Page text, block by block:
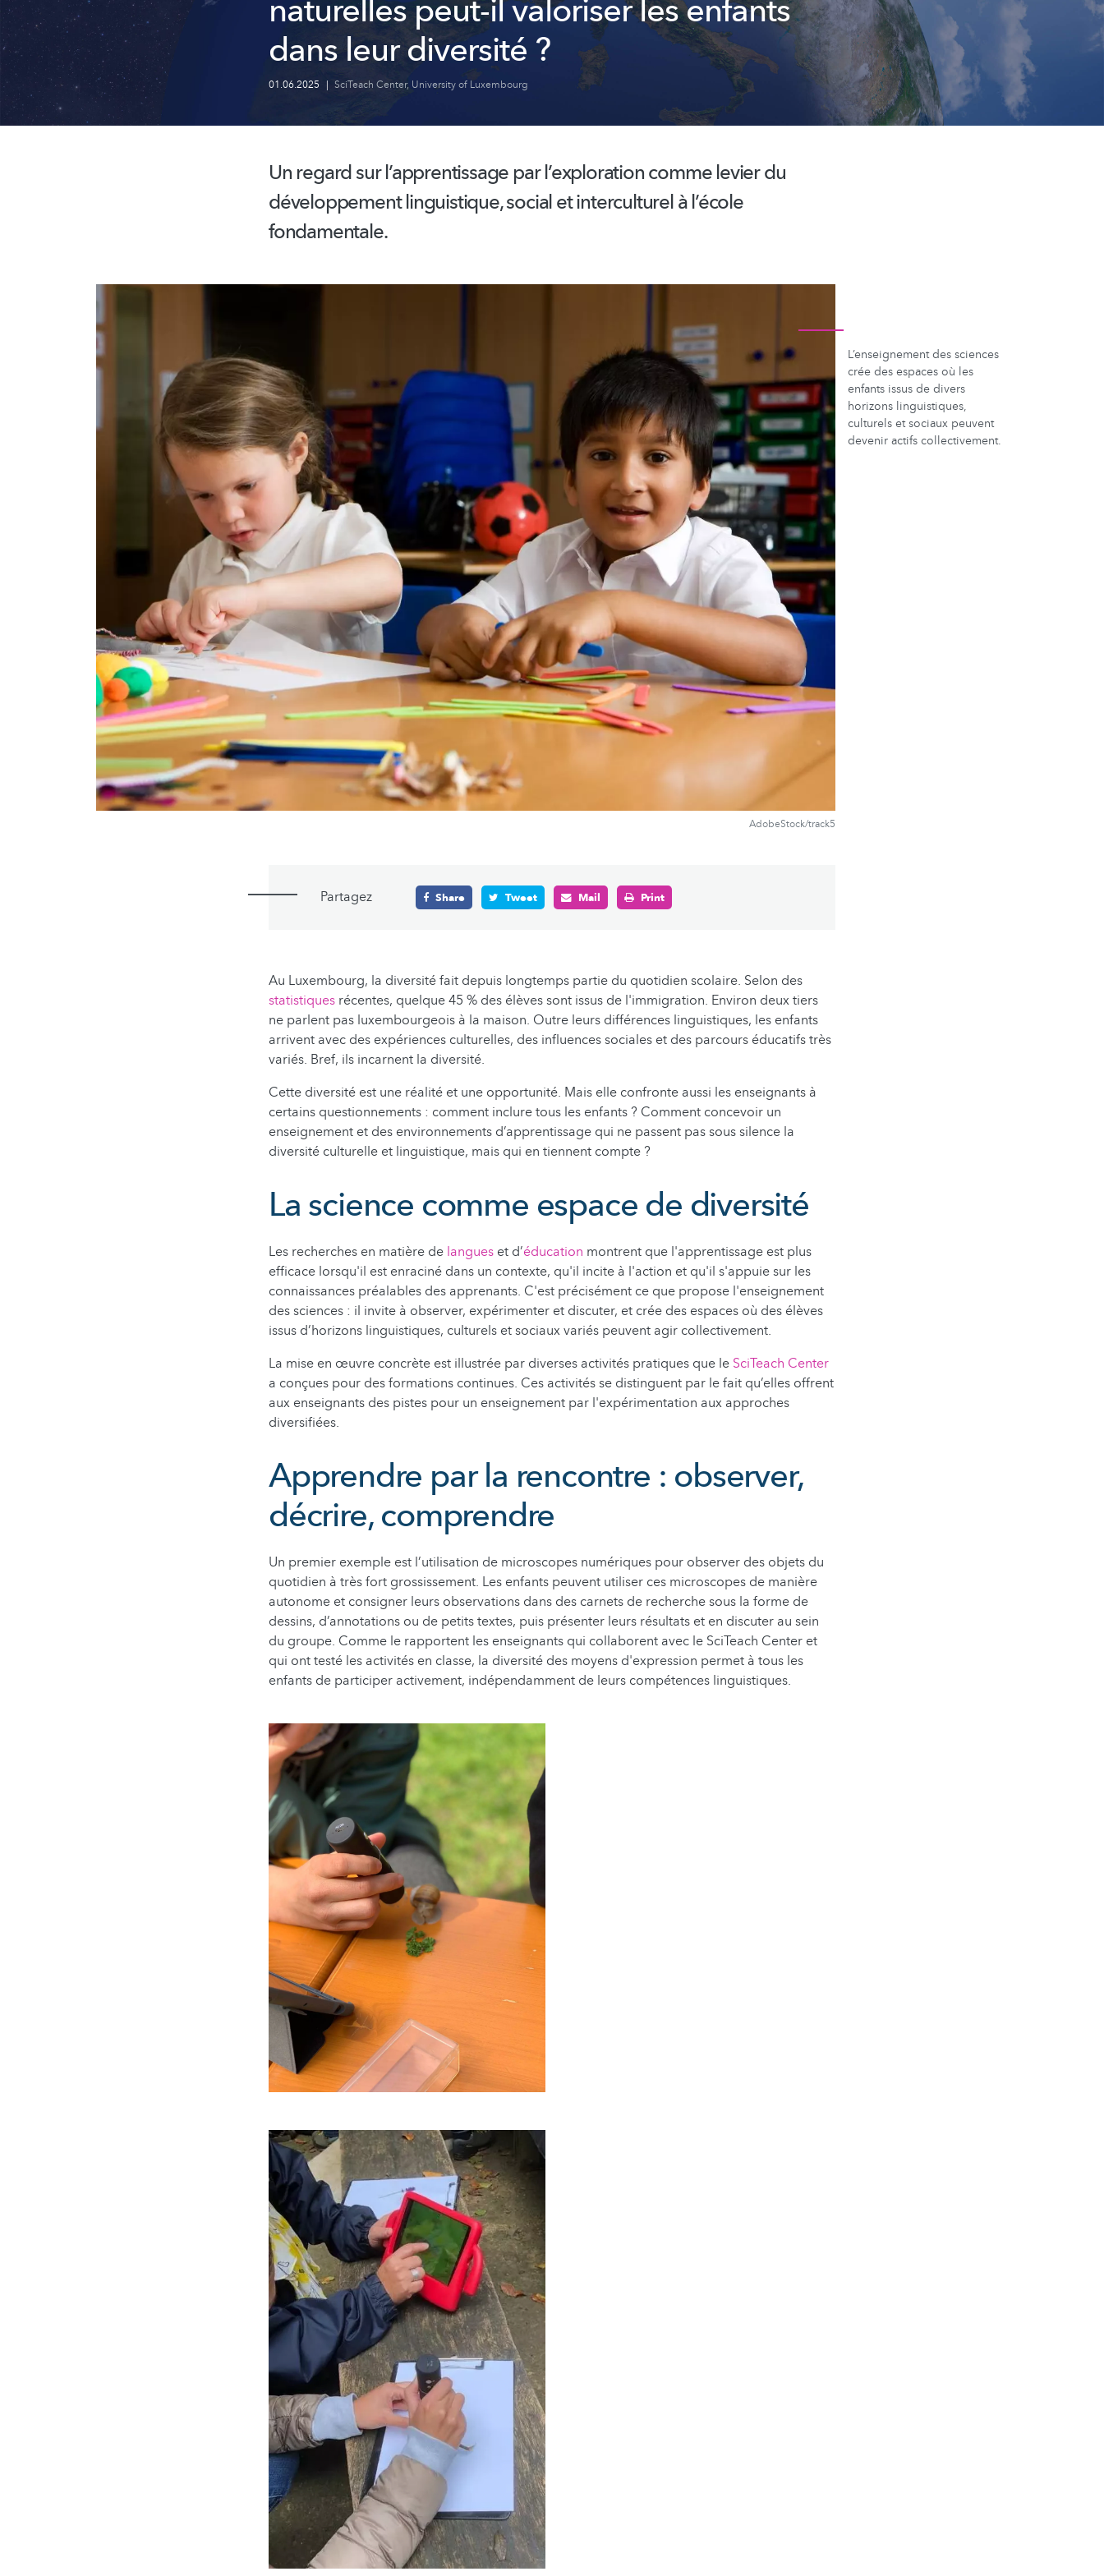
naturelles peut-il valoriser les enfants
dans leur diversité ?
01.06.2025 | SciTeach Center, University of Luxembourg
Un regard surl’apprentissage parl’explorationcomme levier du
développementlinguistique, social et interculturel à l’école
fondamentale.
AdobeStock/track5
L’enseignement des sciences
crée des espaces où les
enfants issus de divers
horizons linguistiques,
culturels et sociaux peuvent
devenir actifs collectivement.
Partagez Share Tweet Mail Print
Au Luxembourg, la diversité fait depuis longtemps partie du quotidien scolaire. Selon des
statistiques récentes, quelque 45 % des élèves sont issus de l'immigration. Environ deux tiers
ne parlent pas luxembourgeois à la maison. Outre leurs différences linguistiques, les enfants
arrivent avec des expériences culturelles, des influences sociales et des parcours éducatifs très
variés. Bref, ils incarnent la diversité.
Cette diversité est une réalité et une opportunité. Mais elle confronte aussi les enseignants à
certains questionnements : comment inclure tous les enfants ? Comment concevoir un
enseignement et des environnements d’apprentissage qui ne passent pas sous silence la
diversité culturelle et linguistique, mais qui en tiennent compte ?
La science comme espace de diversité
Les recherches en matière de langues et d’éducation montrent que l'apprentissage est plus
efficace lorsqu'il est enraciné dans un contexte, qu'il incite à l'action et qu'il s'appuie sur les
connaissances préalables des apprenants. C'est précisément ce que propose l'enseignement
des sciences : il invite à observer, expérimenter et discuter, et crée des espaces où des élèves
issus d’horizons linguistiques, culturels et sociaux variés peuvent agir collectivement.
La mise en œuvre concrète est illustrée par diverses activités pratiques que le SciTeach Center
a conçues pour des formations continues. Ces activités se distinguent par le fait qu’elles offrent
aux enseignants des pistes pour un enseignement par l'expérimentation aux approches
diversifiées.
Apprendre par la rencontre : observer,
décrire, comprendre
Un premier exemple est l’utilisation de microscopes numériques pour observer des objets du
quotidien à très fort grossissement. Les enfants peuvent utiliser ces microscopes de manière
autonome et consigner leurs observations dans des carnets de recherche sous la forme de
dessins, d’annotations ou de petits textes, puis présenter leurs résultats et en discuter au sein
du groupe. Comme le rapportent les enseignants qui collaborent avec le SciTeach Center et
qui ont testé les activités en classe, la diversité des moyens d'expression permet à tous les
enfants de participer activement, indépendamment de leurs compétences linguistiques.